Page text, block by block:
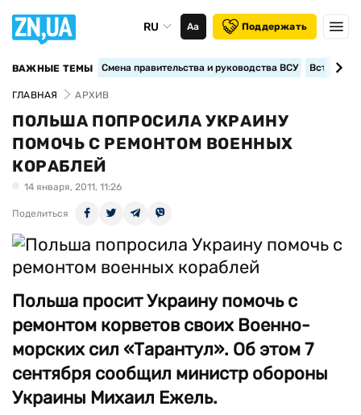
RU Аа Поддержать
ВАЖНЫЕ ТЕМЫ Смена правительства и руководства ВСУ
ГЛАВНАЯ АРХИВ
ПОЛЬША ПОПРОСИЛА УКРАИНУ
ПОМОЧЬ С РЕМОНТОМ ВОЕННЫХ
КОРАБЛЕЙ
14 января, 2011, 11:26
Поделиться
Польша просит Украину помочь с
ремонтом корветов своих Военно-
морских сил «Тарантул». Об этом 7
сентября сообщил министр обороны
Украины Михаил Ежель.